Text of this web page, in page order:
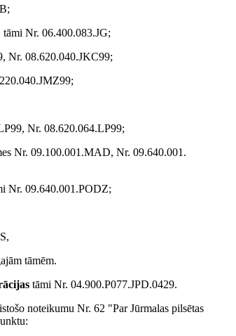
tāmi Nr. 06.400.083.JG;
Nr. 08.620.040.JKC99;
Nr. 08.620.064.LP99;
Nr. 09.100.001.MAD, Nr. 09.640.001.
Nr. 09.640.001.PODZ;
tāmēm.
tāmi Nr. 04.900.P077.JPD.0429.
noteikumu Nr. 62 "Par Jūrmalas pilsētas